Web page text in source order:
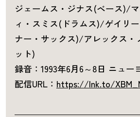
ジェームス・ジナス(ベース)/
ィ・スミス(ドラムス)/ゲイリ
ナー・サックス)/アレックス・
ット)
録音：1993年6月6～8日 ニュー
配信URL： https://lnk.to/